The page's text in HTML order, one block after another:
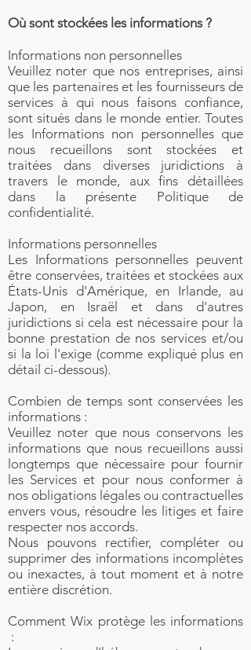
Où sont stockées les informations ?
Informations non personnelles
Veuillez noter que nos entreprises, ainsi
que les partenaires et les fournisseurs de
services à qui nous faisons confiance,
sont situés dans le monde entier. Toutes
les Informations non personnelles que
nous recueillons sont stockées et
traitées dans diverses juridictions à
travers le monde, aux fins détaillées
dans la présente Politique de
confidentialité.
Informations personnelles
Les Informations personnelles peuvent
être conservées, traitées et stockées aux
États-Unis d'Amérique, en Irlande, au
Japon, en Israël et dans d'autres
juridictions si cela est nécessaire pour la
bonne prestation de nos services et/ou
si la loi l'exige (comme expliqué plus en
détail ci-dessous).
Combien de temps sont conservées les
informations :
Veuillez noter que nous conservons les
informations que nous recueillons aussi
longtemps que nécessaire pour fournir
les Services et pour nous conformer à
nos obligations légales ou contractuelles
envers vous, résoudre les litiges et faire
respecter nos accords.
Nous pouvons rectifier, compléter ou
supprimer des informations incomplètes
ou inexactes, à tout moment et à notre
entière discrétion.
Comment Wix protège les informations
: